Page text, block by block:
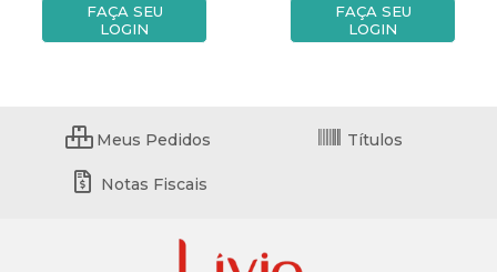
FAÇA SEU
LOGIN
FAÇA SEU
LOGIN
Meus Pedidos Títulos
Notas Fiscais